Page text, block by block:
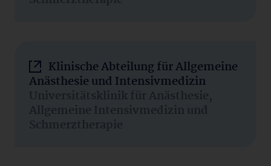
Klinische Abteilung für Allgemeine
Anästhesie und Intensivmedizin
Universitätsklinik für Anästhesie,
Allgemeine Intensivmedizin und
Schmerztherapie